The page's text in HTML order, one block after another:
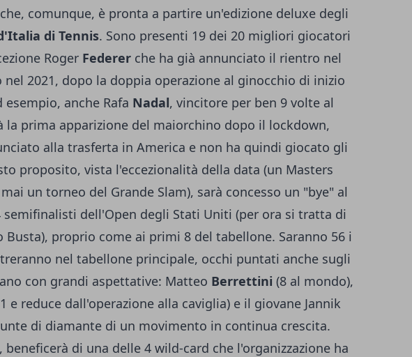
comunque, è pronta a partire un'edizione deluxe degli
di Tennis. Sono presenti 19 dei 20 migliori giocatori
Roger Federer che ha già annunciato il rientro nel
2021, dopo la doppia operazione al ginocchio di inizio
esempio, anche Rafa Nadal, vincitore per ben 9 volte al
la prima apparizione del maiorchino dopo il lockdown,
alla trasferta in America e non ha quindi giocato gli
proposito, vista l'eccezionalità della data (un Masters
un torneo del Grande Slam), sarà concesso un "bye" al
dell'Open degli Stati Uniti (per ora si tratta di
Busta), proprio come ai primi 8 del tabellone. Saranno 56 i
nel tabellone principale, occhi puntati anche sugli
con grandi aspettative: Matteo Berrettini (8 al mondo),
e reduce dall'operazione alla caviglia) e il giovane Jannik
di diamante di un movimento in continua crescita.
beneficerà di una delle 4 wild-card che l'organizzazione ha